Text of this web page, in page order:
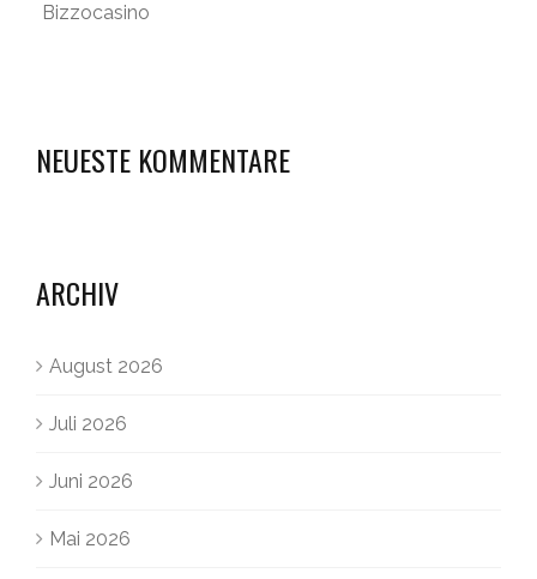
Bizzocasino
NEUESTE KOMMENTARE
ARCHIV
August 2026
Juli 2026
Juni 2026
Mai 2026